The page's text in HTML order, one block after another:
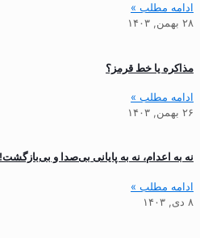
ادامه مطلب »
۲۸ بهمن, ۱۴۰۳
مذاکره یا خط قرمز؟
ادامه مطلب »
۲۶ بهمن, ۱۴۰۳
نه به اعدام، نه به پایانی بی‌صدا و بی‌بازگشت!
ادامه مطلب »
۸ دی, ۱۴۰۳